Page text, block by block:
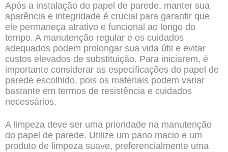
Após a instalação do papel de parede, manter sua
aparência e integridade é crucial para garantir que
ele permaneça atrativo e funcional ao longo do
tempo. A manutenção regular e os cuidados
adequados podem prolongar sua vida útil e evitar
custos elevados de substituição. Para iniciarem, é
importante considerar as especificações do papel de
parede escolhido, pois os materiais podem variar
bastante em termos de resistência e cuidados
necessários.
A limpeza deve ser uma prioridade na manutenção
do papel de parede. Utilize um pano macio e um
produto de limpeza suave, preferencialmente uma